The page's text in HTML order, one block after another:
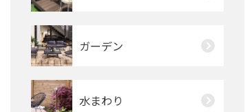
ガーデン
水まわり